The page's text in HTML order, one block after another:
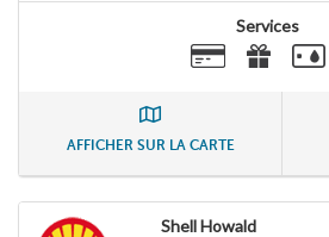
Services
AFFICHER SUR LA CARTE
Shell Howald